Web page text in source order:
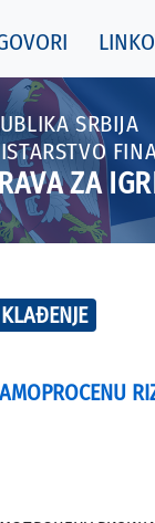
SRBIJA
ZA